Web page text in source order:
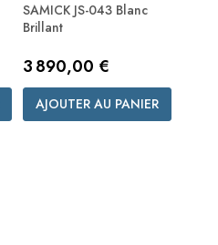
SAMICK JS-043 Blanc
Brillant
Prix
3 890,00 €
AJOUTER AU PANIER